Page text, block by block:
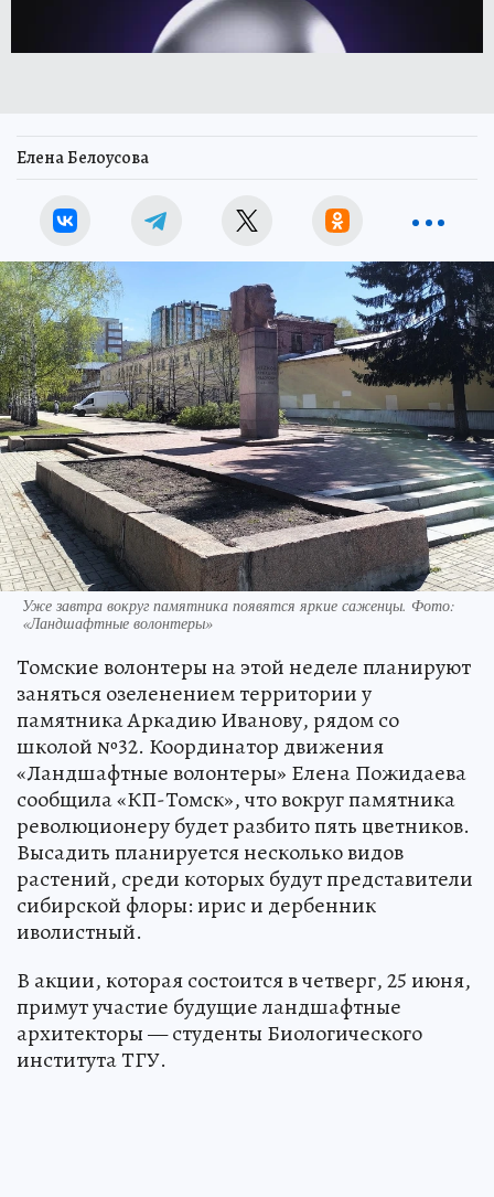
Елена Белоусова
Уже завтра вокруг памятника появятся яркие саженцы. Фото:
«Ландшафтные волонтеры»
Томские волонтеры на этой неделе планируют
заняться озеленением территории у
памятника Аркадию Иванову, рядом со
школой №32. Координатор движения
«Ландшафтные волонтеры» Елена Пожидаева
сообщила «КП-Томск», что вокруг памятника
революционеру будет разбито пять цветников.
Высадить планируется несколько видов
растений, среди которых будут представители
сибирской флоры: ирис и дербенник
иволистный.
В акции, которая состоится в четверг, 25 июня,
примут участие будущие ландшафтные
архитекторы — студенты Биологического
института ТГУ.